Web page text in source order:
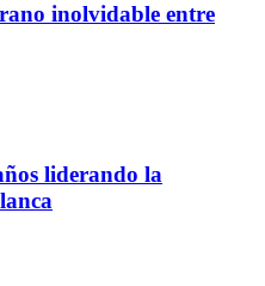
inolvidable entre
liderando la